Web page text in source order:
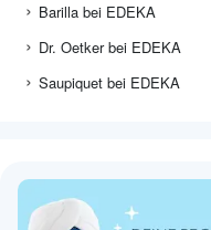
Barilla bei EDEKA
Dr. Oetker bei EDEKA
Saupiquet bei EDEKA